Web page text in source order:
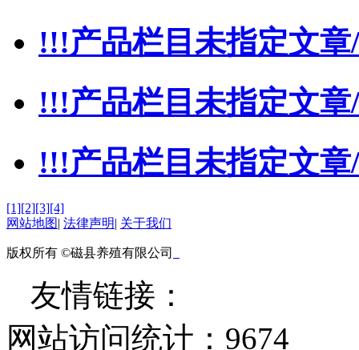
!!!产品栏目未指定文
!!!产品栏目未指定文
!!!产品栏目未指定文
[1] [2] [3] [4]
网站地图 法律声明 关于我们
版权所有 ©磁县养殖有限公司
友情链接：
网站访问统计： 9674